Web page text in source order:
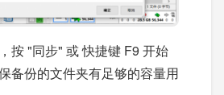
按 "同步" 或 快捷键 F9 开始
备份的文件夹有足够的容量用